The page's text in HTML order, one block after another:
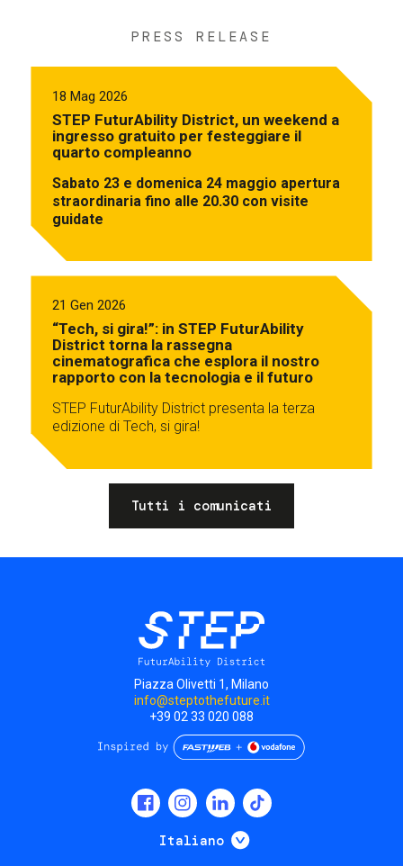
PRESS RELEASE
18 Mag 2026
STEP FuturAbility District, un weekend a
ingresso gratuito per festeggiare il
quarto compleanno
Sabato 23 e domenica 24 maggio apertura
straordinaria fino alle 20.30 con visite
guidate
21 Gen 2026
“Tech, si gira!”: in STEP FuturAbility
District torna la rassegna
cinematografica che esplora il nostro
rapporto con la tecnologia e il futuro
STEP FuturAbility District presenta la terza
edizione di Tech, si gira!
Tutti i comunicati
Piazza Olivetti 1, Milano
info@steptothefuture.it
+39 02 33 020 088
Italiano Mostra ulteriori